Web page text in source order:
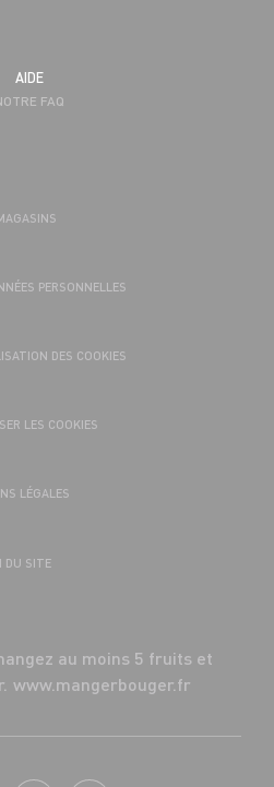
AIDE
FAQ
PERSONNELLES
DES COOKIES
LES COOKIES
LÉGALES
DU SITE
au moins 5 fruits et
www.mangerbouger.fr